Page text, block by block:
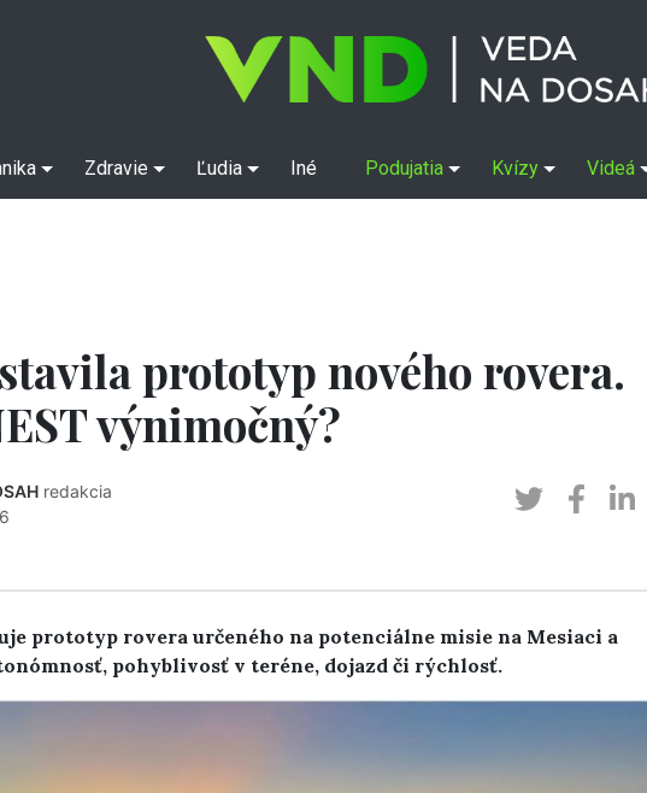
Zdravie Ľudia Iné Podujatia Kvízy Videá
prototyp nového rovera.
výnimočný?
redakcia
prototyp rovera určeného na potenciálne misie na Mesiaci a
pohyblivosť v teréne, dojazd či rýchlosť.